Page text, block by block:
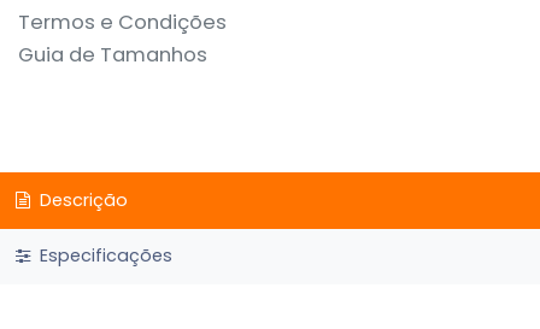
Termos e Condições
Guia de Tamanhos
Descrição
Especificações